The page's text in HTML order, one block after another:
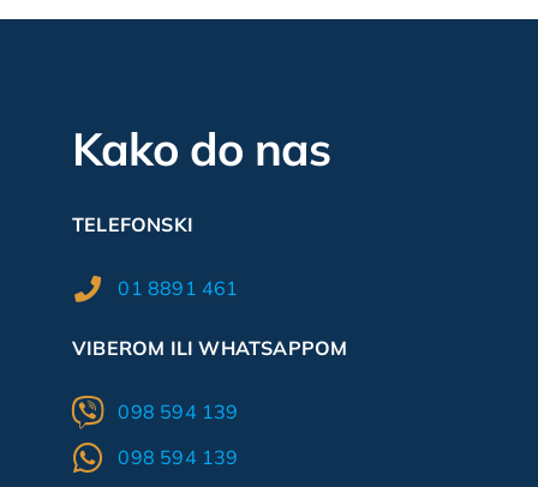
Kako do nas
TELEFONSKI
01 8891 461
VIBEROM ILI WHATSAPPOM
098 594 139
098 594 139